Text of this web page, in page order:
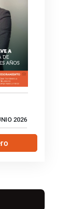
2026